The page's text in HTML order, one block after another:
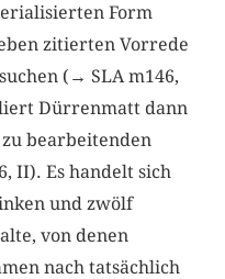
Form
zitierten Vorrede
(→ SLA m146,
Dürrenmatt dann
bearbeitenden
II). Es handelt sich
und zwölf
von denen
nach tatsächlich